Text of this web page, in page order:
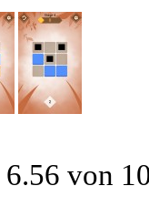
6.56 von